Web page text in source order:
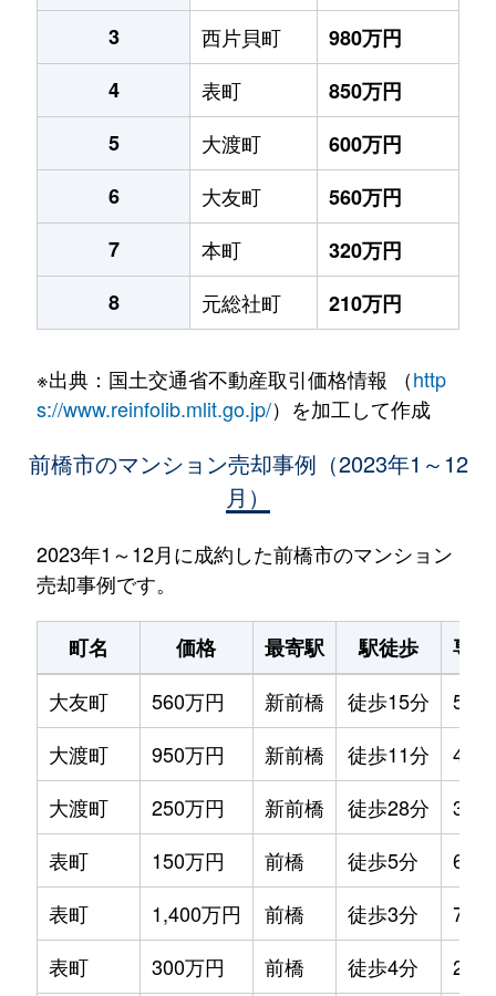
3
西片貝町
980万円
4
表町
850万円
5
大渡町
600万円
6
大友町
560万円
7
本町
320万円
8
元総社町 210万円
※出典：国土交通省不動産取引価格情報 （http
s://www.reinfolib.mlit.go.jp/）を加工して作成
前橋市のマンション売却事例（2023年1～12
月）
2023年1～12月に成約した前橋市のマンション
売却事例です。
町名 価格 最寄駅 駅徒歩
専
大友町
560万円 新前橋 徒歩15分
大渡町
950万円 新前橋 徒歩11分
大渡町
250万円 新前橋 徒歩28分
表町
150万円 前橋 徒歩5分
表町
1,400万円 前橋 徒歩3分
表町
300万円 前橋 徒歩4分